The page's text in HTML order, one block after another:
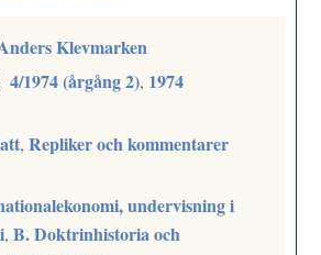
Klevmarken
4/1974 (årgång 2), 1974
,Repliker och kommentarer
undervisning i
,B. Doktrinhistoria och